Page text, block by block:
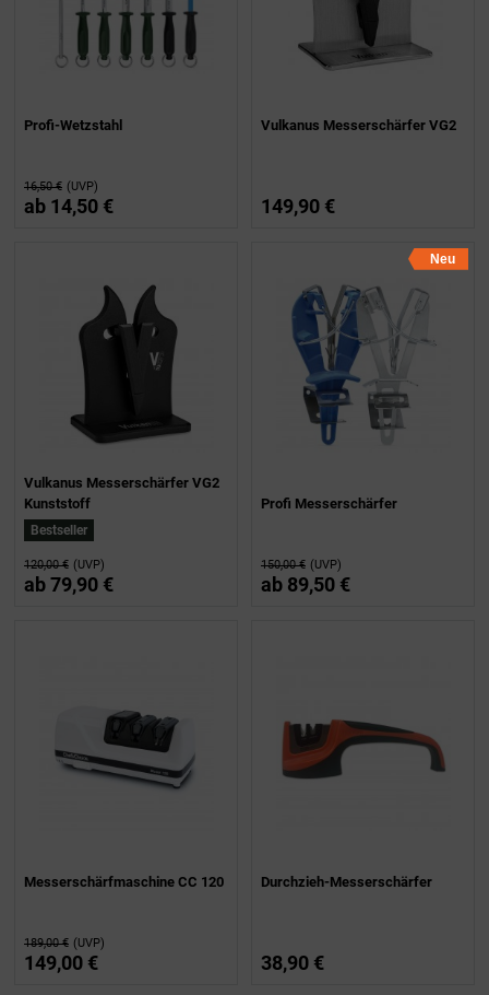
Profi-Wetzstahl
16,50 € (UVP)
ab 14,50 €
Vulkanus Messerschärfer VG2
149,90 €
Vulkanus Messerschärfer VG2
Kunststoff
Bestseller
120,00 € (UVP)
ab79,90 €
Neu
Profi Messerschärfer
150,00 € (UVP)
ab 89,50 €
Messerschärfmaschine CC 120
189,00 € (UVP)
149,00 €
Durchzieh-Messerschärfer
38,90 €